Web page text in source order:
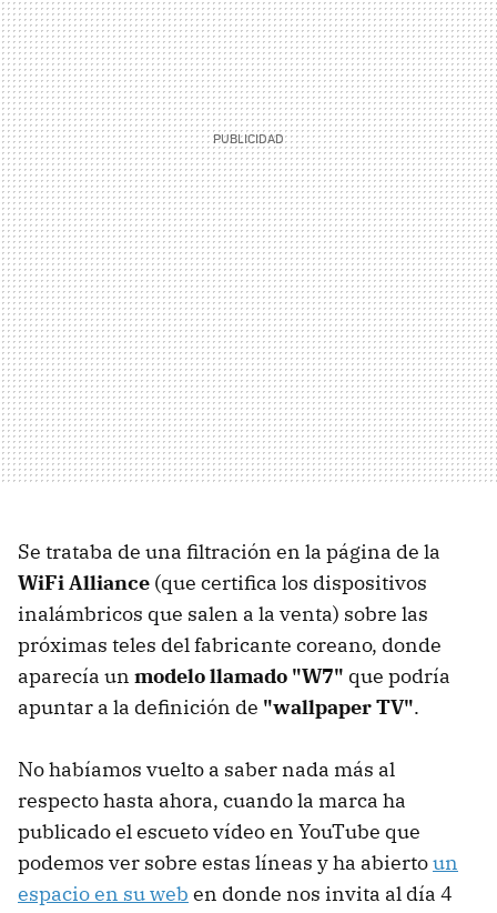
Se trataba de una filtración en la página de la
WiFi Alliance (que certifica los dispositivos
inalámbricos que salen a la venta) sobre las
próximas teles del fabricante coreano, donde
aparecía un modelo llamado "W7" que podría
apuntar a la definición de "wallpaper TV".
No habíamos vuelto a saber nada más al
respecto hasta ahora, cuando la marca ha
publicado el escueto vídeo en YouTube que
podemos ver sobre estas líneas y ha abiertoun
espacio en su web en donde nos invita al día 4